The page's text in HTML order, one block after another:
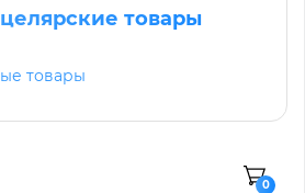
товары
товары
0